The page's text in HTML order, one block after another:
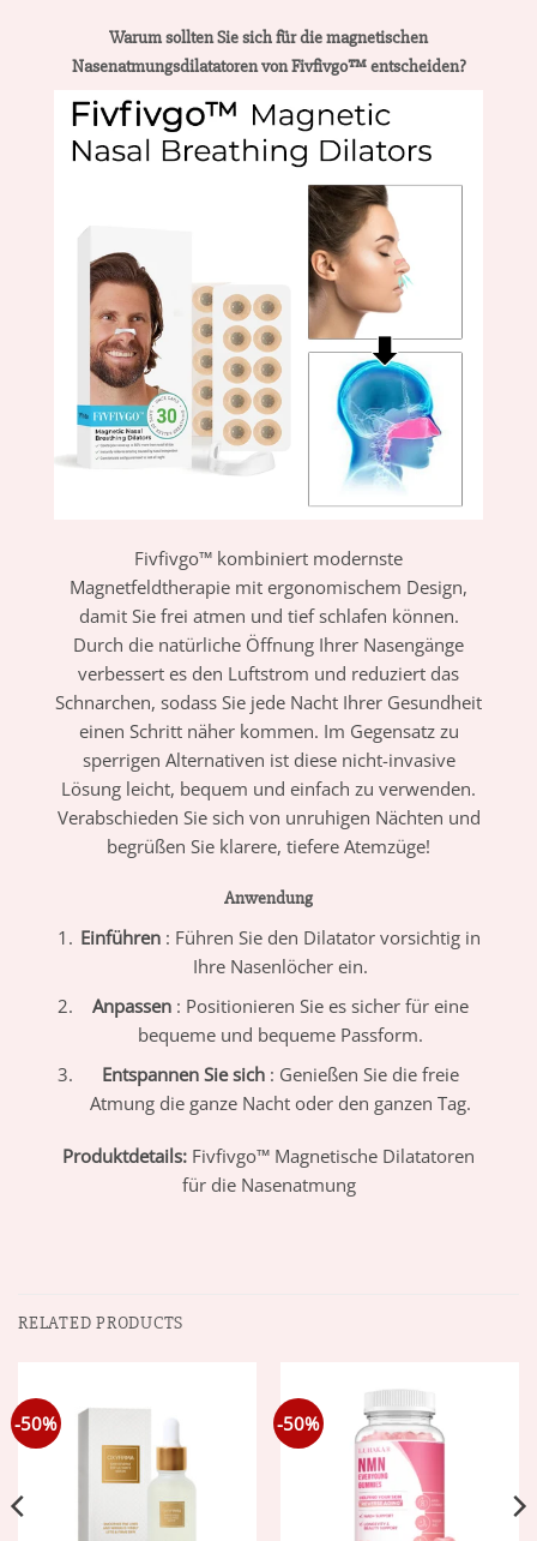
Warum sollten Sie sich für die magnetischen
Nasenatmungsdilatatoren von Fivfivgo™ entscheiden?
Fivfivgo™ kombiniert modernste
Magnetfeldtherapie mit ergonomischem Design,
damit Sie frei atmen und tief schlafen können.
Durch die natürliche Öffnung Ihrer Nasengänge
verbessert es den Luftstrom und reduziert das
Schnarchen, sodass Sie jede Nacht Ihrer Gesundheit
einen Schritt näher kommen. Im Gegensatz zu
sperrigen Alternativen ist diese nicht-invasive
Lösung leicht, bequem und einfach zu verwenden.
Verabschieden Sie sich von unruhigen Nächten und
begrüßen Sie klarere, tiefere Atemzüge!
Anwendung
Einführen: Führen Sie den Dilatator vorsichtig in
Ihre Nasenlöcher ein.
Anpassen: Positionieren Sie es sicher für eine
bequeme und bequeme Passform.
Entspannen Sie sich: Genießen Sie die freie
Atmung die ganze Nacht oder den ganzen Tag.
Produktdetails: Fivfivgo™ Magnetische Dilatatoren
für die Nasenatmung
RELATED PRODUCTS
-50% -50%